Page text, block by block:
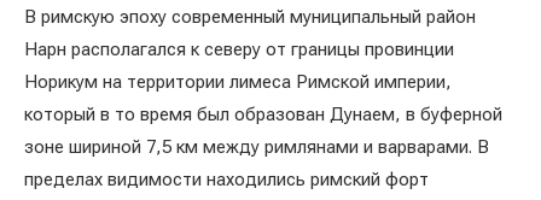
В римскую эпоху современный муниципальный район
Нарн располагался к северу от границы провинции
Норикум на территории лимеса Римской империи,
который в то время был образован Дунаем, в буферной
зоне шириной 7,5 км между римлянами и варварами. В
пределах видимости находились римский форт